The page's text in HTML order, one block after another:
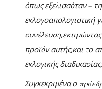
όπως εξελισσόταν –
εκλογοαπολογιστική
προϊόν αυτής,και το
εκλογικής διαδικασίας.
Συγκεκριμένα ο